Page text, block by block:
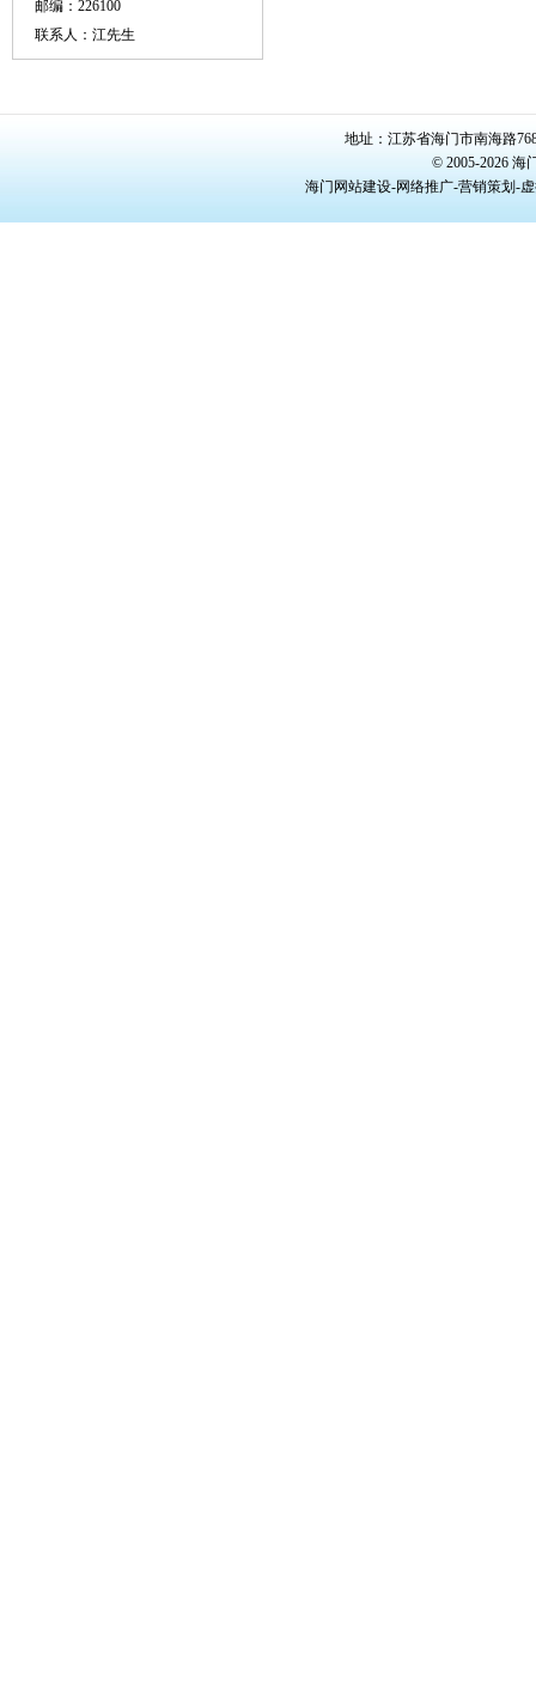
邮编：226100
联系人：江先生
地址：江苏省海门市南海路
© 2005-2026
海门网站建设-网络推广-营销策划-